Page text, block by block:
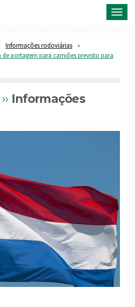
Informações rodoviárias
de portagem para camiões previsto para
Informações